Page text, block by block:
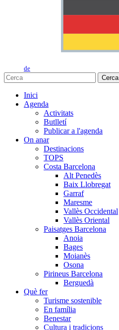
de
Cerca
Inici
Agenda
Activitats
Butlletí
Publicar a l'agenda
On anar
Destinacions
TOPS
Costa Barcelona
Alt Penedès
Baix Llobregat
Garraf
Maresme
Vallès Occidental
Vallès Oriental
Paisatges Barcelona
Anoia
Bages
Moianès
Osona
Pirineus Barcelona
Berguedà
Què fer
Turisme sostenible
En família
Benestar
Cultura i tradicions